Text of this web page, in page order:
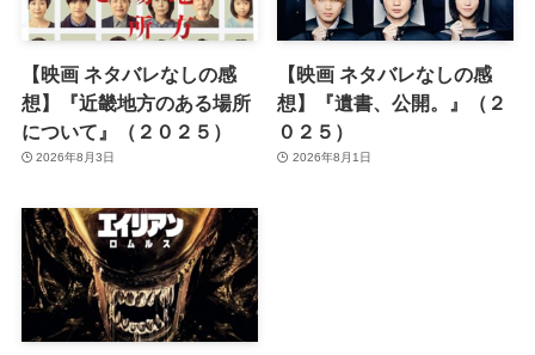
【映画 ネタバレなしの感
想】『近畿地方のある場所
について』（２０２５）
2026年8月3日
【映画 ネタバレなしの感
想】『遺書、公開。』（２
０２５）
2026年8月1日